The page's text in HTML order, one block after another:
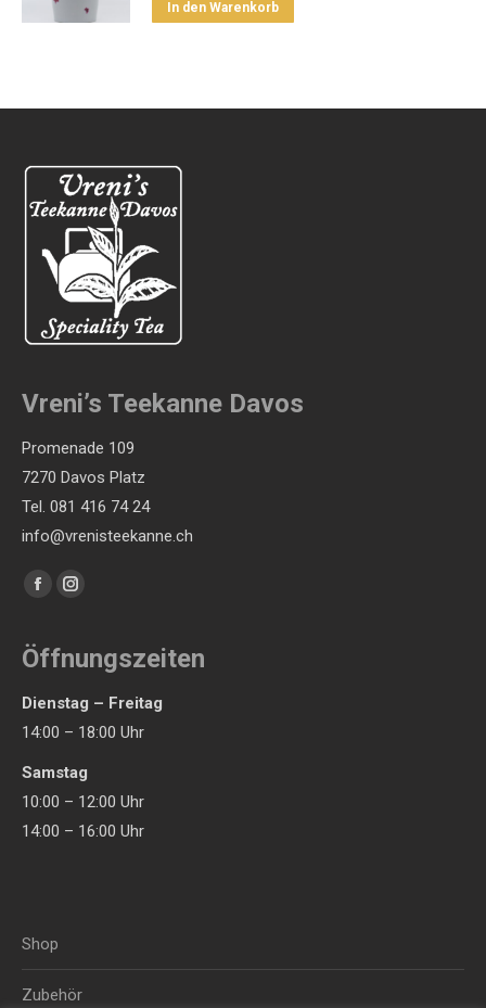
In den Warenkorb
Vreni’s Teekanne Davos
Promenade 109
7270 Davos Platz
Tel. 081 416 74 24
info@vrenisteekanne.ch
Finden Sie uns auf:
Facebook
opens
new
window
Instagram
opens
new
window
Öffnungszeiten
Dienstag – Freitag
14:00 – 18:00 Uhr
Samstag
10:00 – 12:00 Uhr
14:00 – 16:00 Uhr
Shop
Zubehör